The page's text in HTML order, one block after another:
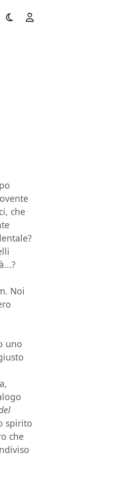
Toggle theme
che
Noi
uno
spirito
che